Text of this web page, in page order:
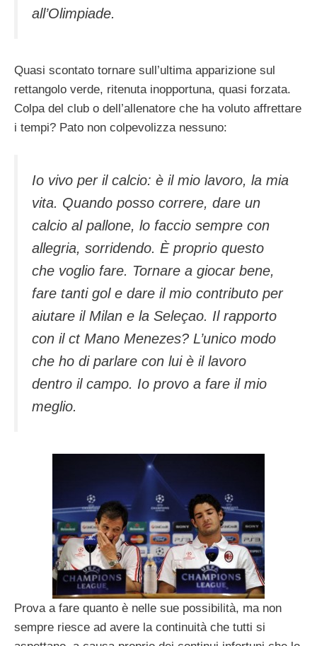
all’Olimpiade.
Quasi scontato tornare sull’ultima apparizione sul
rettangolo verde, ritenuta inopportuna, quasi forzata.
Colpa del club o dell’allenatore che ha voluto affrettare
i tempi? Pato non colpevolizza nessuno:
Io vivo per il calcio: è il mio lavoro, la mia
vita. Quando posso correre, dare un
calcio al pallone, lo faccio sempre con
allegria, sorridendo. È proprio questo
che voglio fare. Tornare a giocar bene,
fare tanti gol e dare il mio contributo per
aiutare il Milan e la Seleçao. Il rapporto
con il ct Mano Menezes? L’unico modo
che ho di parlare con lui è il lavoro
dentro il campo. Io provo a fare il mio
meglio.
Prova a fare quanto è nelle sue possibilità, ma non
sempre riesce ad avere la continuità che tutti si